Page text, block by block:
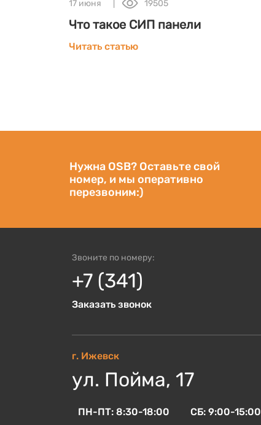
17 июня 19505
Что такое СИП панели
Читать статью
Нужна OSB? Оставьте свой
номер, и мы оперативно
перезвоним:)
Звоните по номеру:
+7 (341)
Заказать звонок
г. Ижевск
ул. Пойма, 17
ПН-ПТ: 8:30-18:00 СБ: 9:00-15:00